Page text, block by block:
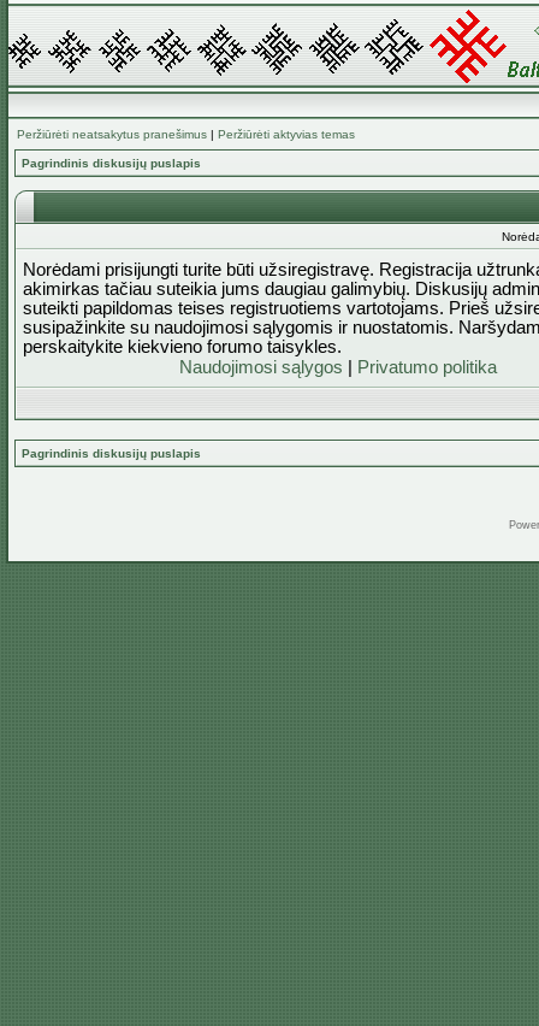
Peržiūrėti neatsakytus pranešimus | Peržiūrėti aktyvias temas
Pagrindinis diskusijų puslapis
Norėdami prisijungti turite būti užsiregistravę. Registracija
akimirkas tačiau suteikia jums daugiau galimybių. Diskusijų
suteikti papildomas teises registruotiems vartotojams. Prieš
susipažinkite su naudojimosi sąlygomis ir nuostatomis.
perskaitykite kiekvieno forumo taisykles.
Naudojimosi sąlygos
Privatumo politika
Pagrindinis diskusijų puslapis